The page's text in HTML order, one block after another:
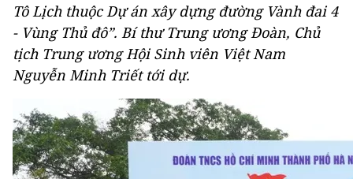
Tô Lịch thuộc Dự án xây dựng đường Vành đai 4
- Vùng Thủ đô”. Bí thư Trung ương Đoàn, Chủ
tịch Trung ương Hội Sinh viên Việt Nam
Nguyễn Minh Triết tới dự.